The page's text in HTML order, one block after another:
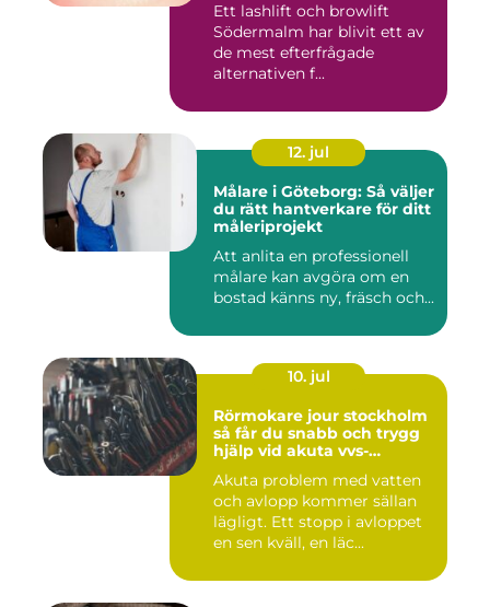
Ett lashlift och browlift
Södermalm har blivit ett av
de mest efterfrågade
alternativen f...
12. jul
Målare i Göteborg: Så väljer
du rätt hantverkare för ditt
måleriprojekt
Att anlita en professionell
målare kan avgöra om en
bostad känns ny, fräsch och...
10. jul
Rörmokare jour stockholm
så får du snabb och trygg
hjälp vid akuta vvs-
Akuta problem med vatten
och avlopp kommer sällan
lägligt. Ett stopp i avloppet
en sen kväll, en läc...